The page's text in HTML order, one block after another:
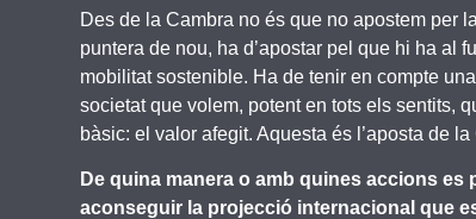
Des de la Cambra no és que no apostem per
puntera de nou, ha d’apostar pel que hi ha al
mobilitat sostenible. Ha de tenir en compte
societat que volem, potent en tots els sentits,
bàsic: el valor afegit. Aquesta és l’aposta de
De quina manera o amb quines accions
aconseguir la projecció internacional que